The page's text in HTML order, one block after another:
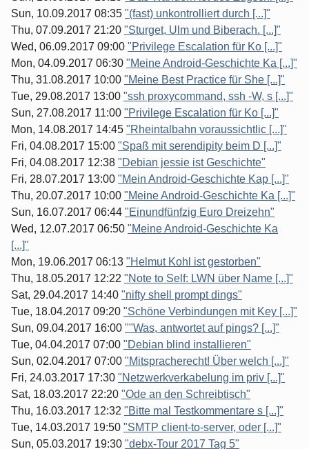
Sun, 10.09.2017 08:35 "(fast) unkontrolliert durch [...]"
Thu, 07.09.2017 21:20 "Sturget, Ulm und Biberach. [...]"
Wed, 06.09.2017 09:00 "Privilege Escalation für Ko [...]"
Mon, 04.09.2017 06:30 "Meine Android-Geschichte Ka [...]"
Thu, 31.08.2017 10:00 "Meine Best Practice für She [...]"
Tue, 29.08.2017 13:00 "ssh proxycommand, ssh -W, s [...]"
Sun, 27.08.2017 11:00 "Privilege Escalation für Ko [...]"
Mon, 14.08.2017 14:45 "Rheintalbahn voraussichtlic [...]"
Fri, 04.08.2017 15:00 "Spaß mit serendipity beim D [...]"
Fri, 04.08.2017 12:38 "Debian jessie ist Geschichte"
Fri, 28.07.2017 13:00 "Mein Android-Geschichte Kap [...]"
Thu, 20.07.2017 10:00 "Meine Android-Geschichte Ka [...]"
Sun, 16.07.2017 06:44 "Einundfünfzig Euro Dreizehn"
Wed, 12.07.2017 06:50 "Meine Android-Geschichte Ka
[...]"
Mon, 19.06.2017 06:13 "Helmut Kohl ist gestorben"
Thu, 18.05.2017 12:22 "Note to Self: LWN über Name [...]"
Sat, 29.04.2017 14:40 "nifty shell prompt dings"
Tue, 18.04.2017 09:20 "Schöne Verbindungen mit Key [...]"
Sun, 09.04.2017 16:00 ""Was, antwortet auf pings? [...]"
Tue, 04.04.2017 07:00 "Debian blind installieren"
Sun, 02.04.2017 07:00 "Mitspracherecht! Über welch [...]"
Fri, 24.03.2017 17:30 "Netzwerkverkabelung im priv [...]"
Sat, 18.03.2017 22:20 "Ode an den Schreibtisch"
Thu, 16.03.2017 12:32 "Bitte mal Testkommentare s [...]"
Tue, 14.03.2017 19:50 "SMTP client-to-server, oder [...]"
Sun, 05.03.2017 19:30 "debx-Tour 2017 Tag 5"